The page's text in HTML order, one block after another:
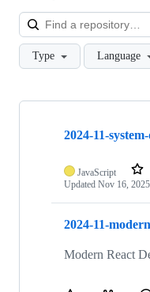
Type Language
Showing
repositories
2024-11-
JavaScript
Updated Nov 16, 2025
2024-11-
Modern React